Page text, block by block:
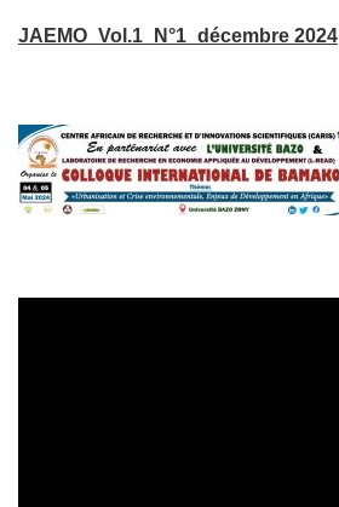
JAEMO_Vol.1_N°1_décembre 2024